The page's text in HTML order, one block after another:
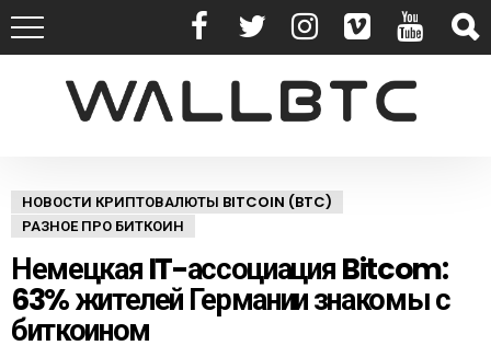
НОВОСТИ КРИПТОВАЛЮТЫ BITCOIN (BTC)
РАЗНОЕ ПРО БИТКОИН
Немецкая IT-ассоциация Bitcom:
63% жителей Германии знакомы с
биткоином